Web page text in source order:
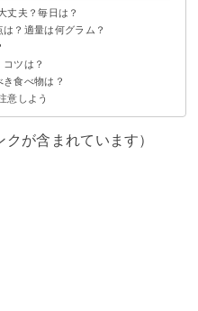
丈夫？毎日は？
意すれば大丈夫
？適量は何グラム？
する
パックが目安
改善ツは？
食べる
食べ物は？
意しよう
クが含まれています）